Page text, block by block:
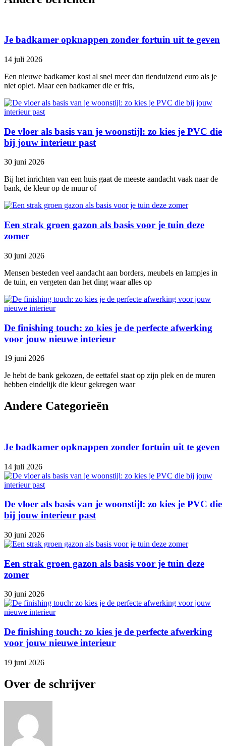
Je badkamer opknappen zonder fortuin uit te geven
14 juli 2026
Een nieuwe badkamer kost al snel meer dan tienduizend euro als je
niet oplet. Maar een badkamer die er fris,
De vloer als basis van je woonstijl: zo kies je PVC die
bij jouw interieur past
30 juni 2026
Bij het inrichten van een huis gaat de meeste aandacht vaak naar de
bank, de kleur op de muur of
Een strak groen gazon als basis voor je tuin deze
zomer
30 juni 2026
Mensen besteden veel aandacht aan borders, meubels en lampjes in
de tuin, en vergeten dan het ding waar alles op
De finishing touch: zo kies je de perfecte afwerking
voor jouw nieuwe interieur
19 juni 2026
Je hebt de bank gekozen, de eettafel staat op zijn plek en de muren
hebben eindelijk die kleur gekregen waar
Andere Categorieën
Je badkamer opknappen zonder fortuin uit te geven
14 juli 2026
De vloer als basis van je woonstijl: zo kies je PVC die
bij jouw interieur past
30 juni 2026
Een strak groen gazon als basis voor je tuin deze
zomer
30 juni 2026
De finishing touch: zo kies je de perfecte afwerking
voor jouw nieuwe interieur
19 juni 2026
Over de schrijver